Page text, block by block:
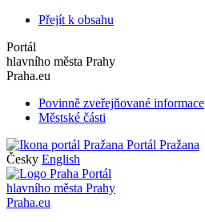
Přejít k obsahu
Portál
hlavního města Prahy
Praha.eu
Povinně zveřejňované informace
Městské části
Portál Pražana
Česky English
Portál
hlavního města Prahy
Praha.eu